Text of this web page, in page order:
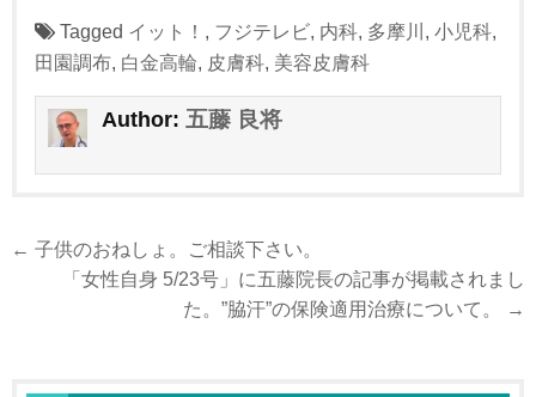
Tagged イット！ , フジテレビ, 内科, 多摩川 ,小児科,
田園調布, 白金高輪, 皮膚科, 美容皮膚科
Author: 五藤 良将
投
← 子供のおねしょ。ご相談下さい。
「女性自身 5/23号」に五藤院長の記事が掲載されまし
た。”脇汗”の保険適用治療について。 →